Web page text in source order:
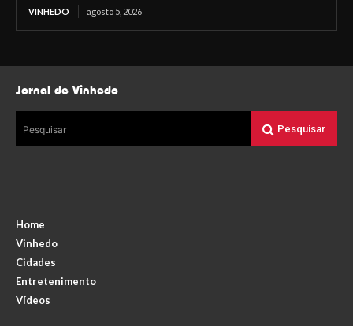
VINHEDO agosto 5, 2026
Jornal de Vinhedo
Pesquisar Pesquisar
Home
Vinhedo
Cidades
Entretenimento
Vídeos